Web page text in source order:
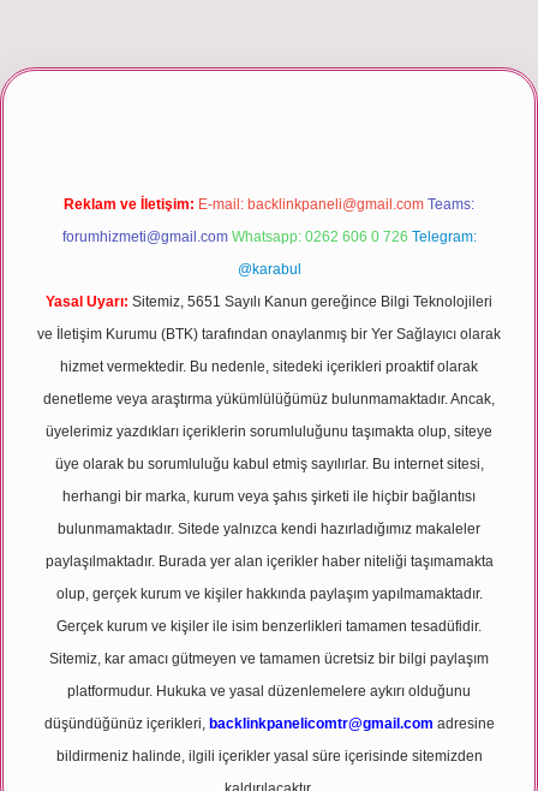
giriş
Reklam ve İletişim: E-mail: backlinkpaneli@gmail.com Teams:
forumhizmeti@gmail.com Whatsapp: 0262 606 0 726 Telegram:
@karabul
Yasal Uyarı: Sitemiz, 5651 Sayılı Kanun gereğince Bilgi Teknolojileri
ve İletişim Kurumu (BTK) tarafından onaylanmış bir Yer Sağlayıcı olarak
hizmet vermektedir. Bu nedenle, sitedeki içerikleri proaktif olarak
denetleme veya araştırma yükümlülüğümüz bulunmamaktadır. Ancak,
üyelerimiz yazdıkları içeriklerin sorumluluğunu taşımakta olup, siteye
üye olarak bu sorumluluğu kabul etmiş sayılırlar. Bu internet sitesi,
herhangi bir marka, kurum veya şahıs şirketi ile hiçbir bağlantısı
bulunmamaktadır. Sitede yalnızca kendi hazırladığımız makaleler
paylaşılmaktadır. Burada yer alan içerikler haber niteliği taşımamakta
olup, gerçek kurum ve kişiler hakkında paylaşım yapılmamaktadır.
Gerçek kurum ve kişiler ile isim benzerlikleri tamamen tesadüfidir.
Sitemiz, kar amacı gütmeyen ve tamamen ücretsiz bir bilgi paylaşım
platformudur. Hukuka ve yasal düzenlemelere aykırı olduğunu
düşündüğünüz içerikleri, backlinkpanelicomtr@gmail.com adresine
bildirmeniz halinde, ilgili içerikler yasal süre içerisinde sitemizden